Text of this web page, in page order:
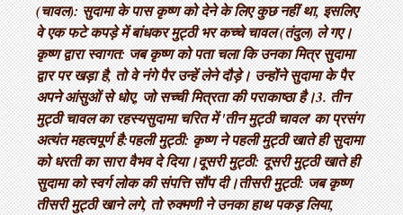
(चावल): सुदामा के पास कृष्ण को देने के लिए कुछ नहीं था, इसलिए
वे एक फटे कपड़े में बांधकर मुट्ठी भर कच्चे चावल (तंदुल) ले गए। ​
कृष्ण द्वारा स्वागत: जब कृष्ण को पता चला कि उनका मित्र सुदामा
द्वार पर खड़ा है, तो वे नंगे पैर उन्हें लेने दौड़े। उन्होंने सुदामा के पैर
अपने आंसुओं से धोए, जो सच्ची मित्रता की पराकाष्ठा है। ​3. तीन
मुट्ठी चावल का रहस्य ​सुदामा चरित में 'तीन मुट्ठी चावल' का प्रसंग
अत्यंत महत्वपूर्ण है: ​पहली मुट्ठी: कृष्ण ने पहली मुट्ठी खाते ही सुदामा
को धरती का सारा वैभव दे दिया। ​दूसरी मुट्ठी: दूसरी मुट्ठी खाते ही
सुदामा को स्वर्ग लोक की संपत्ति सौंप दी। ​तीसरी मुट्ठी: जब कृष्ण
तीसरी मुट्ठी खाने लगे, तो रुक्मणी ने उनका हाथ पकड़ लिया,